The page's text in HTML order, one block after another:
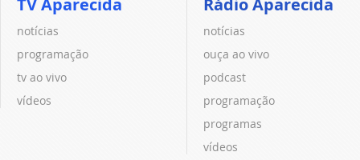
notícias
programação
tv ao vivo
vídeos
notícias
ouça ao vivo
podcast
programação
programas
vídeos